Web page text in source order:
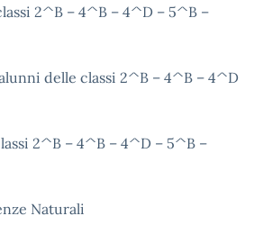
2^B – 4^B – 4^D – 5^B –
delle classi 2^B – 4^B – 4^D
2^B – 4^B – 4^D – 5^B –
Naturali